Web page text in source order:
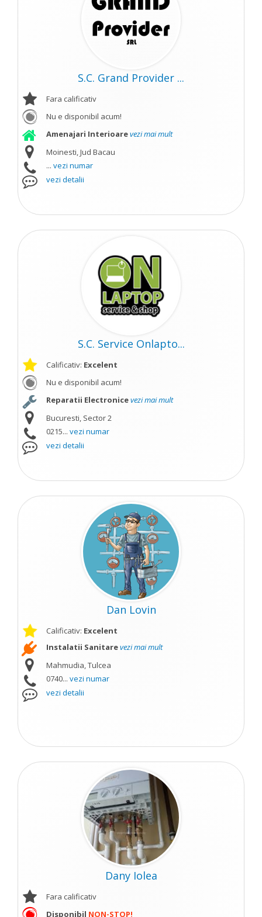
S.C. Grand Provider ...
Fara calificativ
Nu e disponibil acum!
Amenajari Interioarevezi mai mult
Moinesti, Jud Bacau
... vezi numar
vezi detalii
S.C. Service Onlapto...
Calificativ: Excelent
Nu e disponibil acum!
Reparatii Electronicevezi mai mult
Bucuresti, Sector 2
0215... vezi numar
vezi detalii
Dan Lovin
Calificativ: Excelent
Instalatii Sanitarevezi mai mult
Mahmudia, Tulcea
0740... vezi numar
vezi detalii
Dany Iolea
Fara calificativ
Disponibil NON-STOP!